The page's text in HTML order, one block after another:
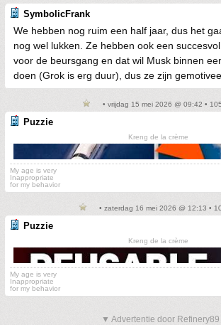
SymbolicFrank
We hebben nog ruim een half jaar, dus het
nog wel lukken. Ze hebben ook een
voor de beursgang en dat wil Musk binnen
doen (Grok is erg duur), dus ze zijn
• vrijdag 15 mei 2026 @ 09:42 • 105
Puzzie
Kreng de la crème
My age is very
Inappropriate
for my behavior
• zaterdag 16 mei 2026 @ 12:13 •
Puzzie
Kreng de la crème
My age is very
Inappropriate
for my behavior
▼ Advertentie door Refinery89